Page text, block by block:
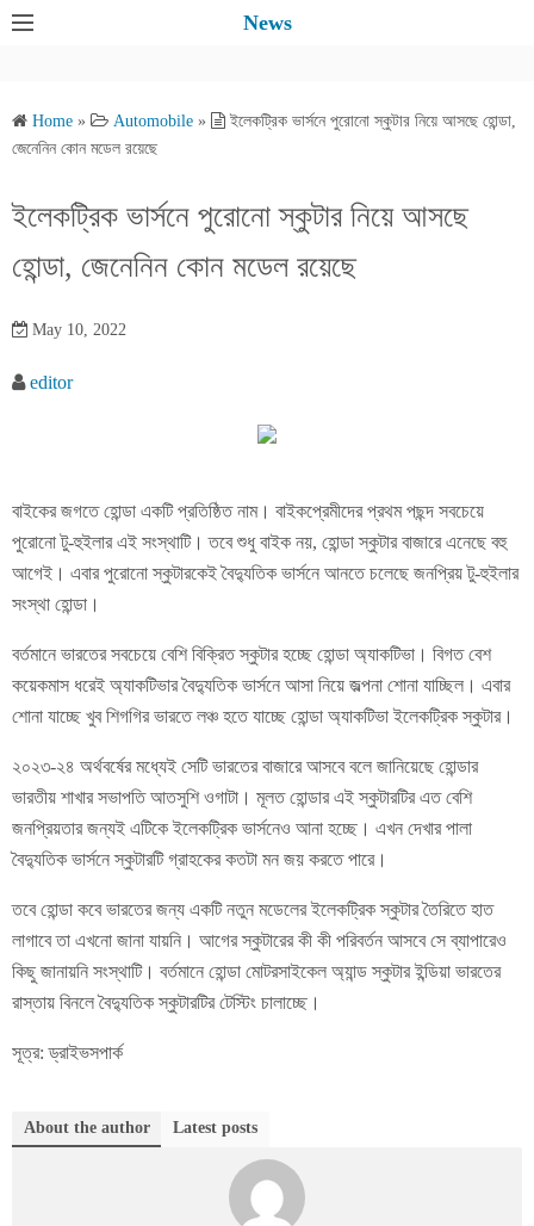
News
Home » Automobile »
ইলেকট্রিক ভার্সনে পুরোনো স্কুটার নিয়ে আসছে হোন্ডা,
জেনেনিন কোন মডেল রয়েছে
ইলেকট্রিক ভার্সনে পুরোনো স্কুটার নিয়ে আসছে
হোন্ডা, জেনেনিন কোন মডেল রয়েছে
May 10, 2022
editor
বাইকের জগতে হোন্ডা একটি প্রতিষ্ঠিত নাম। বাইকপ্রেমীদের প্রথম পছন্দ সবচেয়ে
পুরোনো টু-হুইলার এই সংস্থাটি। তবে শুধু বাইক নয়, হোন্ডা স্কুটার বাজারে এনেছে বহু
আগেই। এবার পুরোনো স্কুটারকেই বৈদ্যুতিক ভার্সনে আনতে চলেছে জনপ্রিয় টু-হুইলার
সংস্থা হোন্ডা।
বর্তমানে ভারতের সবচেয়ে বেশি বিক্রিত স্কুটার হচ্ছে হোন্ডা অ্যাকটিভা। বিগত বেশ
কয়েকমাস ধরেই অ্যাকটিভার বৈদ্যুতিক ভার্সনে আসা নিয়ে জল্পনা শোনা যাচ্ছিল। এবার
শোনা যাচ্ছে খুব শিগগির ভারতে লঞ্চ হতে যাচ্ছে হোন্ডা অ্যাকটিভা ইলেকট্রিক স্কুটার।
২০২৩-২৪ অর্থবর্ষের মধ্যেই সেটি ভারতের বাজারে আসবে বলে জানিয়েছে হোন্ডার
ভারতীয় শাখার সভাপতি আতসুশি ওগাটা। মূলত হোন্ডার এই স্কুটারটির এত বেশি
জনপ্রিয়তার জন্যই এটিকে ইলেকট্রিক ভার্সনেও আনা হচ্ছে। এখন দেখার পালা
বৈদ্যুতিক ভার্সনে স্কুটারটি গ্রাহকের কতটা মন জয় করতে পারে।
তবে হোন্ডা কবে ভারতের জন্য একটি নতুন মডেলের ইলেকট্রিক স্কুটার তৈরিতে হাত
লাগাবে তা এখনো জানা যায়নি। আগের স্কুটারের কী কী পরিবর্তন আসবে সে ব্যাপারেও
কিছু জানায়নি সংস্থাটি। বর্তমানে হোন্ডা মোটরসাইকেল অ্যান্ড স্কুটার ইন্ডিয়া ভারতের
রাস্তায় বিনলে বৈদ্যুতিক স্কুটারটির টেস্টিং চালাচ্ছে।
সূত্র: ড্রাইভসপার্ক
About the author Latest posts